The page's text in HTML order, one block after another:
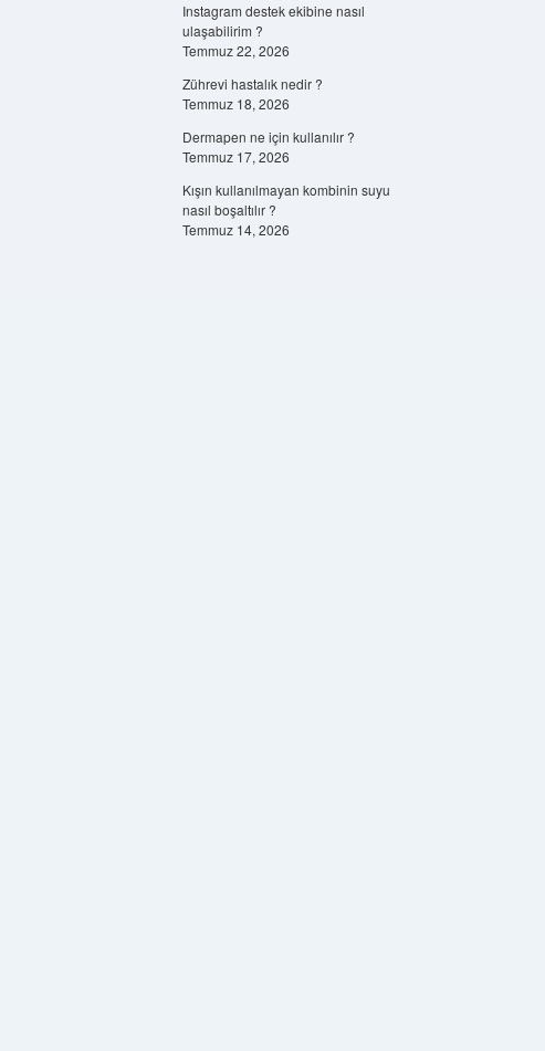
Instagram destek ekibine nasıl
ulaşabilirim ?
Temmuz 22, 2026
Zührevi hastalık nedir ?
Temmuz 18, 2026
Dermapen ne için kullanılır ?
Temmuz 17, 2026
Kışın kullanılmayan kombinin suyu
nasıl boşaltılır ?
Temmuz 14, 2026